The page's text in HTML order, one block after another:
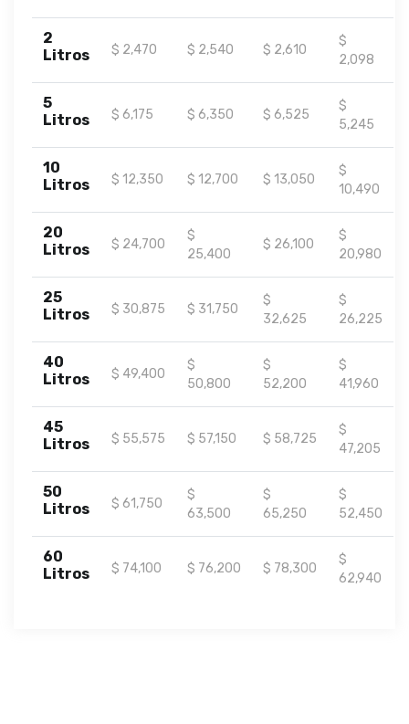
2
Litros
$ 2,470 $ 2,540 $ 2,610
$
2,098
5
Litros
$ 6,175 $ 6,350 $ 6,525
$
5,245
10
Litros
$ 12,350 $ 12,700 $ 13,050
$
10,490
20
Litros
$ 24,700
$
25,400
$ 26,100
$
20,980
25
Litros
$ 30,875 $ 31,750
$
32,625
$
26,225
40
Litros
$ 49,400
$
50,800
$
52,200
$
41,960
45
Litros
$ 55,575 $ 57,150 $ 58,725
$
47,205
50
Litros
$ 61,750
$
63,500
$
65,250
$
52,450
60
Litros
$ 74,100 $ 76,200 $ 78,300
$
62,940